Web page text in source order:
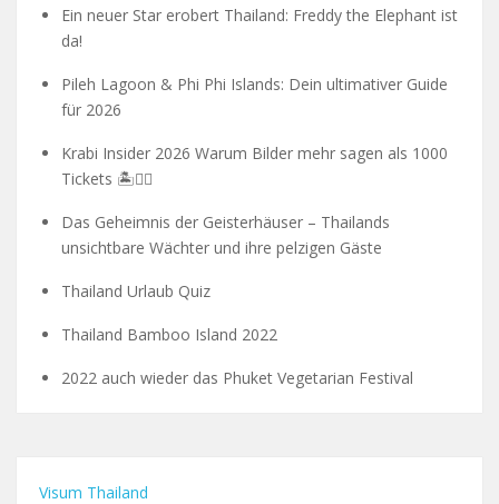
Ein neuer Star erobert Thailand: Freddy the Elephant ist
da!
Pileh Lagoon & Phi Phi Islands: Dein ultimativer Guide
für 2026
Krabi Insider 2026 Warum Bilder mehr sagen als 1000
Tickets 🏝️🧗‍♂️
Das Geheimnis der Geisterhäuser – Thailands
unsichtbare Wächter und ihre pelzigen Gäste
Thailand Urlaub Quiz
Thailand Bamboo Island 2022
2022 auch wieder das Phuket Vegetarian Festival
Visum Thailand